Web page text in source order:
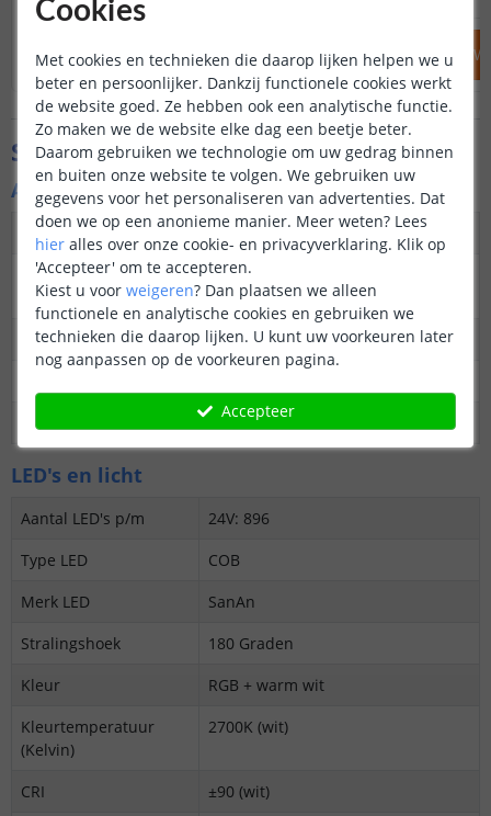
IN WINKELWAGEN IN
Specificaties
Algemene kenmerken
Dimbaar
Ja
3M plakstrip over de
gehele lengte
Ja
Garantie
5 jaar
Datasheet
Download
LED's en licht
Aantal LED's p/m
24V: 896
Type LED
COB
Merk LED
SanAn
Stralingshoek
180 Graden
Kleur
RGB + warm wit
Kleurtemperatuur
(Kelvin)
2700K (wit)
CRI
±90 (wit)
Cookies
Met cookies en technieken die daarop lijken helpen we u
beter en persoonlijker. Dankzij functionele cookies werkt
de website goed. Ze hebben ook een analytische functie.
Zo maken we de website elke dag een beetje beter.
Daarom gebruiken we technologie om uw gedrag binnen
en buiten onze website te volgen. We gebruiken uw
gegevens voor het personaliseren van advertenties. Dat
doen we op een anonieme manier. Meer weten? Lees
hier alles over onze cookie- en privacyverklaring. Klik op
'Accepteer' om te accepteren.
Kiest u voor weigeren? Dan plaatsen we alleen
functionele en analytische cookies en gebruiken we
technieken die daarop lijken. U kunt uw voorkeuren later
nog aanpassen op de voorkeuren pagina.
Accepteer